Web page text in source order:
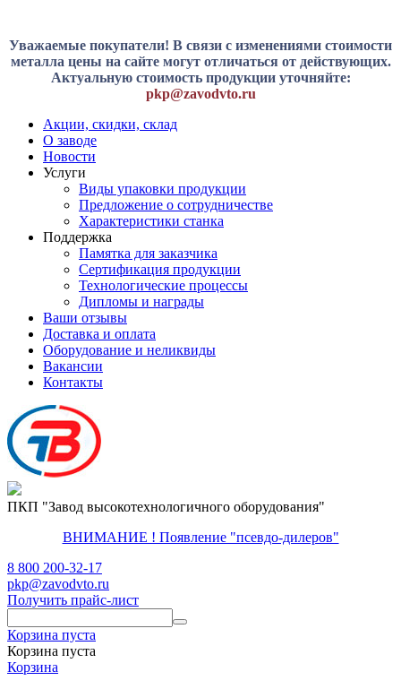
Уважаемые покупатели! В связи с изменениями стоимости
металла цены на сайте могут отличаться от действующих.
Актуальную стоимость продукции уточняйте:
pkp@zavodvto.ru
Акции, скидки, склад
О заводе
Новости
Услуги
Виды упаковки продукции
Предложение о сотрудничестве
Характеристики станка
Поддержка
Памятка для заказчика
Сертификация продукции
Технологические процессы
Дипломы и награды
Ваши отзывы
Доставка и оплата
Оборудование и неликвиды
Вакансии
Контакты
ПКП "Завод высокотехнологичного оборудования"
ВНИМАНИЕ ! Появление "псевдо-дилеров"
8 800 200-32-17
pkp@zavodvto.ru
Получить прайс-лист
Корзина пуста
Корзина пуста
Корзина